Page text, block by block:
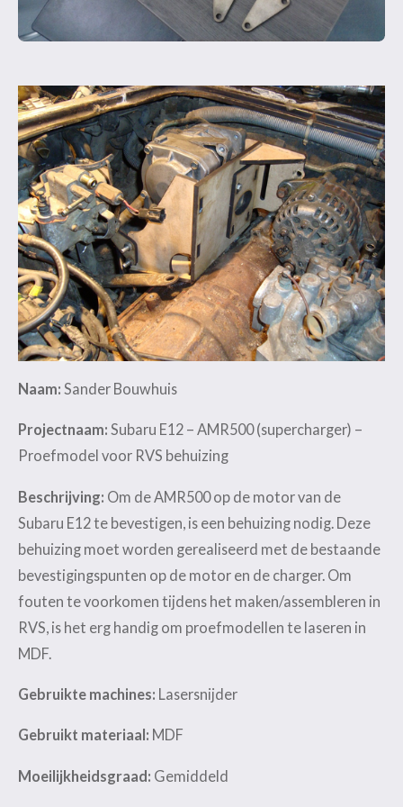
Naam: Sander Bouwhuis
Projectnaam: Subaru E12 – AMR500 (supercharger) –
Proefmodel voor RVS behuizing
Beschrijving: Om de AMR500 op de motor van de
Subaru E12 te bevestigen, is een behuizing nodig. Deze
behuizing moet worden gerealiseerd met de bestaande
bevestigingspunten op de motor en de charger. Om
fouten te voorkomen tijdens het maken/assembleren in
RVS, is het erg handig om proefmodellen te laseren in
MDF.
Gebruikte machines: Lasersnijder
Gebruikt materiaal: MDF
Moeilijkheidsgraad: Gemiddeld